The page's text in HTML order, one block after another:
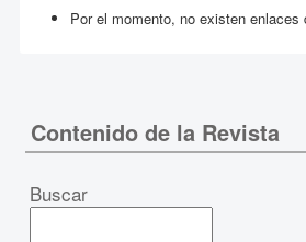
Por el momento, no existen enlaces
Contenido de la Revista
Buscar